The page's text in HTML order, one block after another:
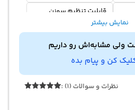
قابلیت تنظیم سوزن
بخیه
نمایش بیشتر
ولی مشابه‌اش رو داریم
کن و پیام بده
نظرات و سوالات (1) :